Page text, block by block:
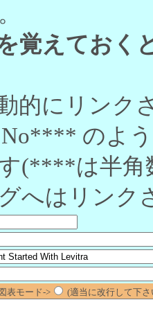
覚えておく
的にリンク
のよ
(****は半角
へはリンク
表モード-> (適当に改行して下